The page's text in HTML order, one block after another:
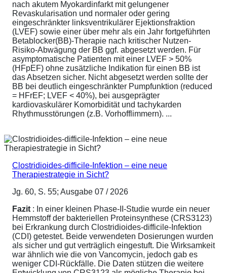
nach akutem Myokardinfarkt mit gelungener
Revaskularisation und normaler oder gering
eingeschränkter linksventrikulärer Ejektionsfraktion
(LVEF) sowie einer über mehr als ein Jahr fortgeführten
Betablocker(BB)-Therapie nach kritischer Nutzen-
Risiko-Abwägung der BB ggf. abgesetzt werden. Für
asymptomatische Patienten mit einer LVEF > 50%
(HFpEF) ohne zusätzliche Indikation für einen BB ist
das Absetzen sicher. Nicht abgesetzt werden sollte der
BB bei deutlich eingeschränkter Pumpfunktion (reduced
= HFrEF; LVEF < 40%), bei ausgeprägter
kardiovaskulärer Komorbidität und tachykarden
Rhythmusstörungen (z.B. Vorhofflimmern). ...
Clostridioides-difficile-Infektion – eine neue
Therapiestrategie in Sicht?
Jg. 60, S. 55; Ausgabe 07 / 2026
Fazit : In einer kleinen Phase-II-Studie wurde ein neuer
Hemmstoff der bakteriellen Proteinsynthese (CRS3123)
bei Erkrankung durch Clostridioides-difficile-Infektion
(CDI) getestet. Beide verwendeten Dosierungen wurden
als sicher und gut verträglich eingestuft. Die Wirksamkeit
war ähnlich wie die von Vancomycin, jedoch gab es
weniger CDI-Rückfälle. Die Daten stützen die weitere